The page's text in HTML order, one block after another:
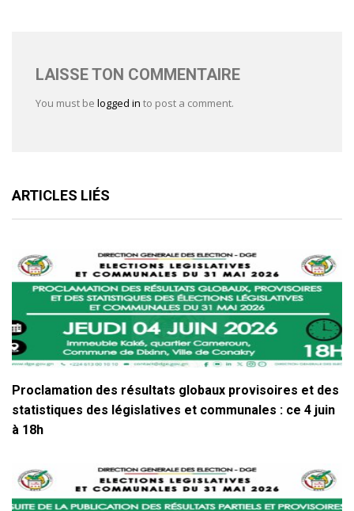
LAISSE TON COMMENTAIRE
You must be logged in to post a comment.
ARTICLES LIÉS
Proclamation des résultats globaux provisoires et des
statistiques des législatives et communales : ce 4 juin
à 18h